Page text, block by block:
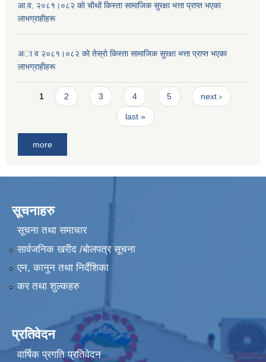
आ.व. २०८१।०८२ काे चाैथाें किस्ता सामाजिक सुरक्षा भत्ता प्राप्त भएका
लाभग्राहीहरू
अा व २०८१।०८२ काे तेस्राे किस्ता सामाजिक सुरक्षा भत्ता प्राप्त भएका
लाभग्राहीहरू
Pages
1 2 3 4 5 next ›
last »
more
सूचनाहरु
सूचना तथा समाचार
सार्वजनिक खरीद /बोलपत्र सूचना
एन, कानुन तथा निर्देशिका
कर तथा शुल्कहरु
प्रतिवेदन
वार्षिक प्रगति प्रतिवेदन